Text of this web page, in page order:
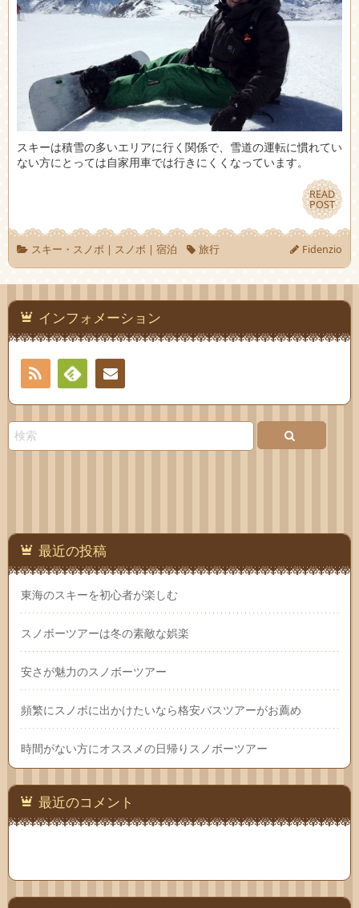
スキーは積雪の多いエリアに行く関係で、雪道の運転に慣れてい
ない方にとっては自家用車では行きにくくなっています。
READ
POST
READ
POST
スキー・スノボ | スノボ | 宿泊 旅行 Fidenzio
インフォメーション
RSS
Feedlyお問
最近の投稿
東海のスキーを初心者が楽しむ
スノボーツアーは冬の素敵な娯楽
安さが魅力のスノボーツアー
頻繁にスノボに出かけたいなら格安バスツアーがお薦め
時間がない方にオススメの日帰りスノボーツアー
最近のコメント